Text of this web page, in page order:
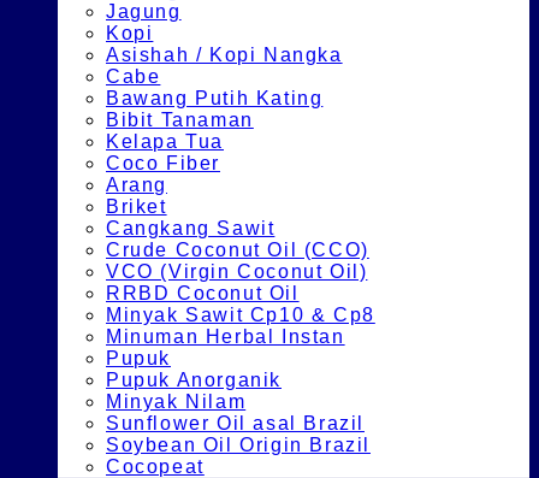
Jagung
Kopi
Asishah / Kopi Nangka
Cabe
Bawang Putih Kating
Bibit Tanaman
Kelapa Tua
Coco Fiber
Arang
Briket
Cangkang Sawit
Crude Coconut Oil (CCO)
VCO (Virgin Coconut Oil)
RRBD Coconut Oil
Minyak Sawit Cp10 & Cp8
Minuman Herbal Instan
Pupuk
Pupuk Anorganik
Minyak Nilam
Sunflower Oil asal Brazil
Soybean Oil Origin Brazil
Cocopeat